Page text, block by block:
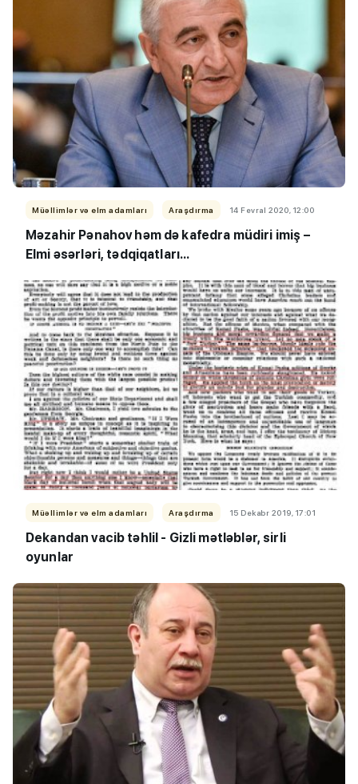
Müəllimlər və elm adamları Araşdırma 14 Fevral 2020, 12:00
Məzahir Pənahov həm də kafedra müdiri imiş –
Elmi əsərləri, tədqiqatları...
Müəllimlər və elm adamları Araşdırma 15 Dekabr 2019, 17:01
Dekandan vacib təhlil - Gizli mətləblər, sirli
oyunlar